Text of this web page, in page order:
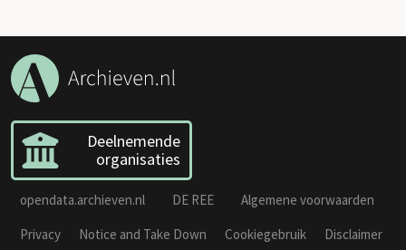
Deelnemende
organisaties
opendata.archieven.nl DE REE
Algemene voorwaarden
Privacy
Notice and Take Down Cookiegebruik
Disclaimer